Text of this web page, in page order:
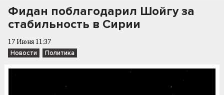
Фидан поблагодарил Шойгу за
стабильность в Сирии
17 Июня 11:37
Новости Политика